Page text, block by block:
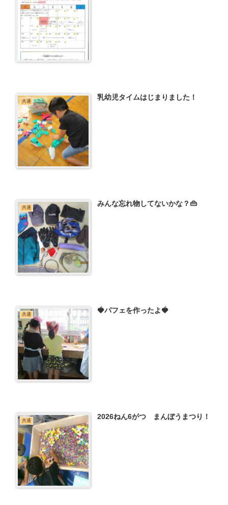
共通 乳幼児タイムはじまりました！
共通 みんな忘れ物してないかな？👜
共通 🍓パフェを作ったよ🍓
共通 2026ねん6がつ まんぼうまつり！